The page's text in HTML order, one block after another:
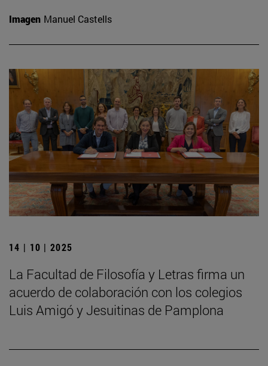
Imagen Manuel Castells
14 | 10 | 2025
La Facultad de Filosofía y Letras firma un
acuerdo de colaboración con los colegios
Luis Amigó y Jesuitinas de Pamplona